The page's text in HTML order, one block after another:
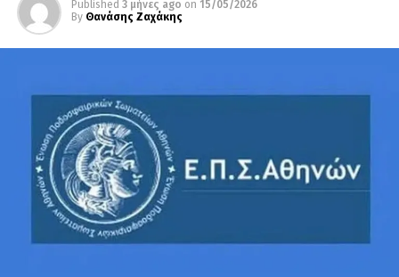
Published 3 μήνες ago on 15/05/2026
By Θανάσης Ζαχάκης